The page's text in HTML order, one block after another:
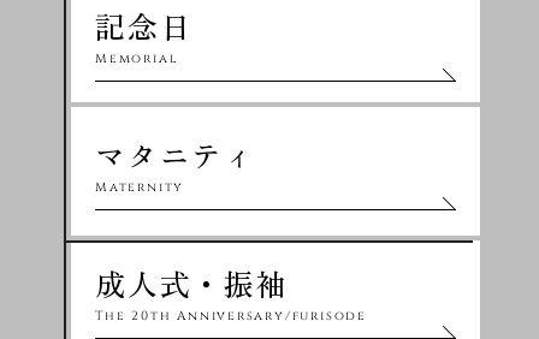
成人式・振袖
The 20th Anniversary/furisode
記念日
Memorial
マタニティ
Maternity